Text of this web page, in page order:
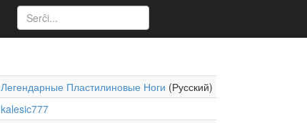
Легендарные Пластилиновые Ноги (Русский)
kalesic777